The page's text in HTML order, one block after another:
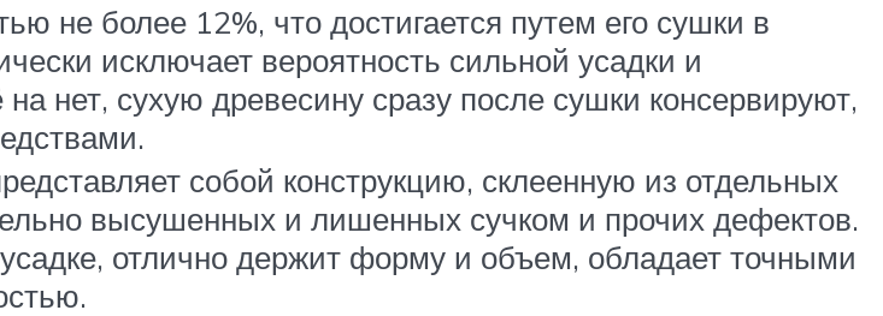
не более 12%, что достигается путем его сушки в
исключает вероятность сильной усадки и
нет, сухую древесину сразу после сушки консервируют,
собой конструкцию, склеенную из отдельных
высушенных и лишенных сучком и прочих дефектов.
отлично держит форму и объем, обладает точными